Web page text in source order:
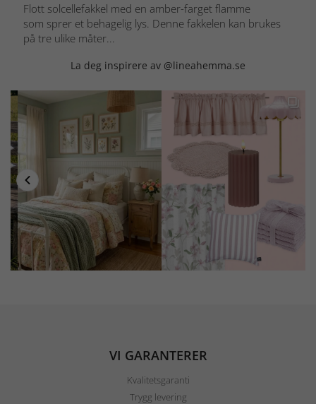
Flott solcellefakkel med en amber-farget flamme
som sprer et behagelig lys. Denne fakkelen kan brukes
på tre ulike måter...
La deg inspirere av @lineahemma.se
VI GARANTERER
Kvalitetsgaranti
Trygg levering